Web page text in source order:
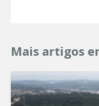
Mais artigos